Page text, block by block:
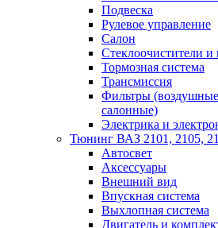
Подвеска
Рулевое управление
Салон
Стеклоочистители
Тормозная система
Трансмиссия
Фильтры
салонные)
Электрика и
Тюнинг ВАЗ 2101, 2105,
Автосвет
Аксессуары
Внешний вид
Впускная система
Выхлопная система
Двигатель и